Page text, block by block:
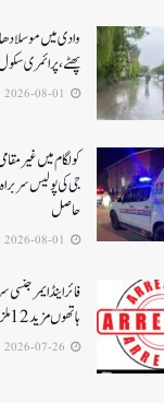
وادی میں
پھٹے، پرائمری
جی کی پولیس
حاصل
فائر اینڈ
ہاتھوں مزید 12 ملزمان گرفتار